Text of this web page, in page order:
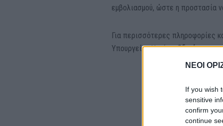
ΝΕΟΙ
If you wish
sensitive
confirm
continue
εμβολιασμού, ώστε η προστασία
Για περισσότερες πληροφορίες
Υπουργείου Υγείας:Οδηγίες για